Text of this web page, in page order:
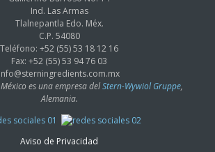
Ind. Las Armas
Tlalnepantla Edo. Méx.
C.P. 54080
Teléfono: +52 (55) 53 18 12 16
Fax: +52 (55) 53 94 76 03
info@sterningredients.com.mx
es una empresa delStern-Wywiol Gruppe,
Alemania.
Aviso de Privacidad